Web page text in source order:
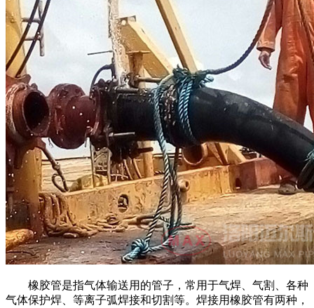
橡胶管是指气体输送用的管子，常用于气焊、气割、各种
气体保护焊、等离子弧焊接和切割等。焊接用橡胶管有两种，